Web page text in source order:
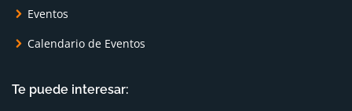
Eventos
Calendario de Eventos
Te puede interesar: